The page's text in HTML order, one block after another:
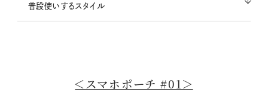
普段使いするスタイル
＜スマホポーチ #01＞